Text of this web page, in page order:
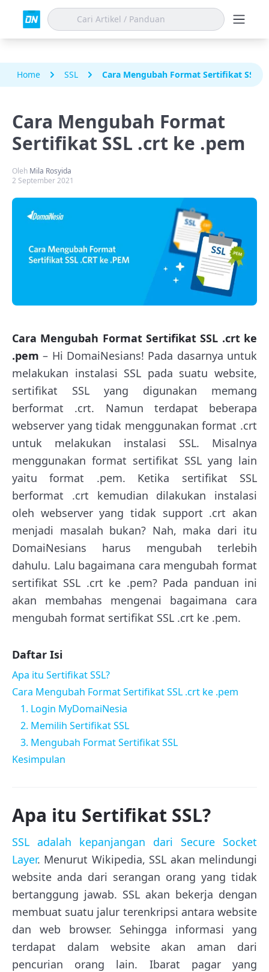
Home SSL Cara Mengubah Format Sertifikat SSL
Cara Mengubah Format
Sertifikat SSL .crt ke .pem
Oleh Mila Rosyida
2 September 2021
Cara Mengubah Format Sertifikat SSL .crt ke
.pem – Hi DomaiNesians! Pada dasarnya untuk
melakukan instalasi SSL pada suatu website,
sertifikat SSL yang digunakan memang
berformat .crt. Namun terdapat beberapa
webserver yang tidak menggunakan format .crt
untuk melakukan instalasi SSL. Misalnya
menggunakan format sertifikat SSL yang lain
yaitu format .pem. Ketika sertifikat SSL
berformat .crt kemudian dilakukan instalasi
oleh webserver yang tidak support .crt akan
menjadi masalah bukan? Nah, maka dari itu
DomaiNesians harus mengubah terlebih
dahulu. Lalu bagaimana cara mengubah format
sertifikat SSL .crt ke .pem? Pada panduan ini
akan membahas mengenai bagaimana cara
mengubah format sertifikat SSL .crt ke .pem.
Daftar Isi
Apa itu Sertifikat SSL?
Cara Mengubah Format Sertifikat SSL .crt ke .pem
1. Login MyDomaiNesia
2. Memilih Sertifikat SSL
3. Mengubah Format Sertifikat SSL
Kesimpulan
Apa itu Sertifikat SSL?
SSL adalah kepanjangan dari Secure Socket
Layer. Menurut Wikipedia, SSL akan melindungi
website anda dari serangan orang yang tidak
bertanggung jawab. SSL akan bekerja dengan
membuat suatu jalur terenkripsi antara website
dan web browser. Sehingga informasi yang
terdapat dalam website akan aman dari
pencurian orang lain. Ibarat pagar yang